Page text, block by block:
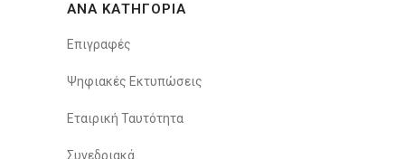
ΑΝΑ ΚΑΤΗΓΟΡΙΑ
Επιγραφές
Ψηφιακές Εκτυπώσεις
Εταιρική Ταυτότητα
Συνεδριακά